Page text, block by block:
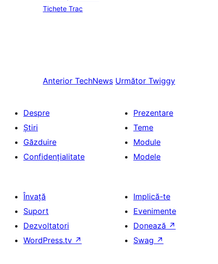
Tichete Trac
Anterior TechNews Următor Twiggy
Despre
Știri
Găzduire
Confidențialitate
Prezentare
Teme
Module
Modele
Învață
Suport
Dezvoltatori
WordPress.tv ↗
Implică-te
Evenimente
Donează ↗
Swag ↗